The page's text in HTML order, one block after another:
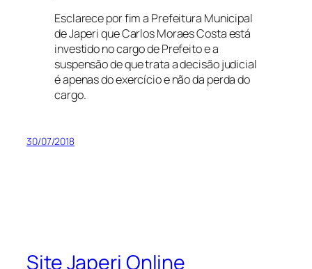
Esclarece por fim a Prefeitura Municipal
de Japeri que Carlos Moraes Costa está
investido no cargo de Prefeito e a
suspensão de que trata a decisão judicial
é apenas do exercício e não da perda do
cargo.
30/07/2018
Site Japeri Online